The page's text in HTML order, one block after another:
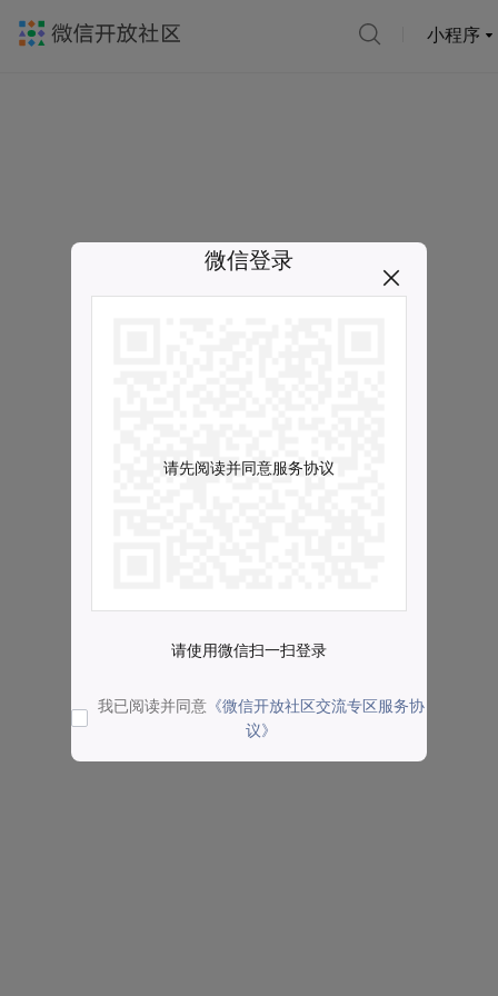
小程序
微信登录
请先阅读并同意服务协议
请使用微信扫一扫登录
我已阅读并同意 《微信开放社区交流专区服务协
议》